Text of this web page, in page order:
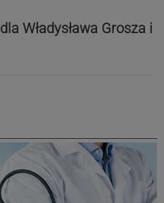
Władysława Grosza i